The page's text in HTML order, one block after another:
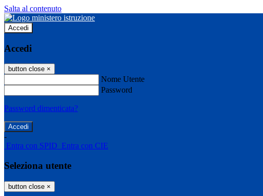
Salta al contenuto
Accedi
Accedi
button close ×
Nome Utente
Password
Password dimenticata?
-
Entra con SPID Entra con CIE
Seleziona utente
button close ×